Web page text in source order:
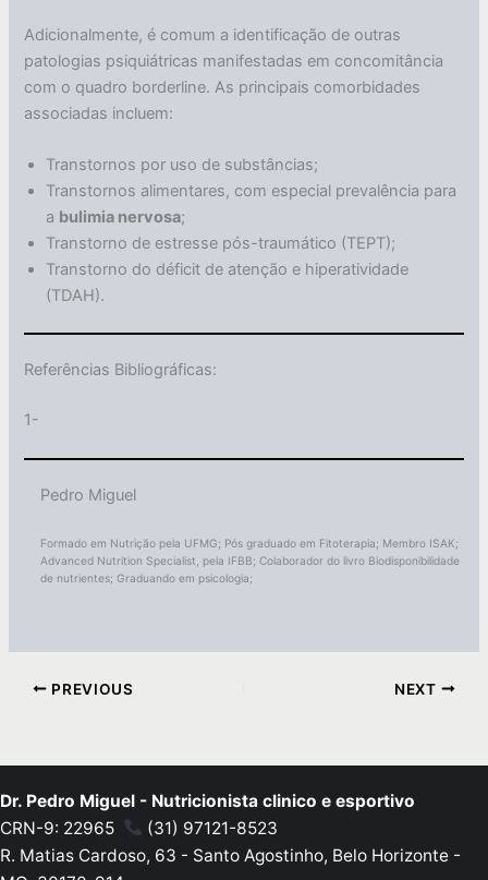
Adicionalmente, é comum a identificação de outras
patologias psiquiátricas manifestadas em concomitância
com o quadro borderline. As principais comorbidades
associadas incluem:
Transtornos por uso de substâncias;
Transtornos alimentares, com especial prevalência para
a bulimia nervosa;
Transtorno de estresse pós-traumático (TEPT);
Transtorno do déficit de atenção e hiperatividade
(TDAH).
Referências Bibliográficas:
1-
Pedro Miguel
Formado em Nutrição pela UFMG; Pós graduado em Fitoterapia; Membro ISAK;
Advanced Nutrition Specialist, pela IFBB; Colaborador do livro Biodisponibilidade
de nutrientes; Graduando em psicologia;
PREVIOUS NEXT
Dr. Pedro Miguel - Nutricionista clinico e esportivo
CRN-9: 22965
(31) 97121-8523
R. Matias Cardoso, 63 - Santo Agostinho, Belo Horizonte -